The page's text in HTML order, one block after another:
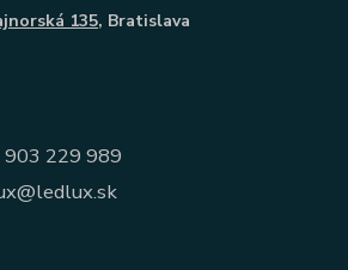
135, Bratislava
903 229 989